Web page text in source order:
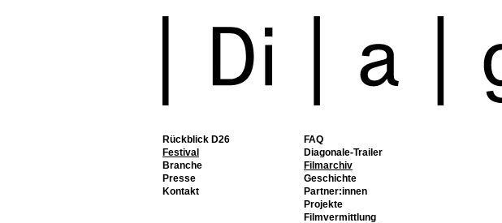
Rückblick D26
Festival
FAQ
Diagonale-Trailer
Filmarchiv
Geschichte
Partner:innen
Projekte
Filmvermittlung
Branche
Presse
Kontakt